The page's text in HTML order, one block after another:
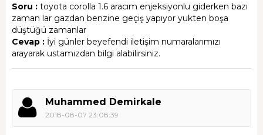
Soru : toyota corolla 1.6 aracım enjeksiyonlu giderken bazı
zaman lar gazdan benzine geçiş yapıyor yukten boşa
düştüğü zamanlar
Cevap : İyi günler beyefendi iletişim numaralarımızı
arayarak ustamızdan bilgi alabilirsiniz.
Muhammed Demirkale
2018-08-07 23:08:39